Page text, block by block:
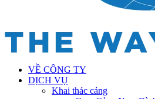
VỀ CÔNG TY
DỊCH VỤ
Khai thác cảng